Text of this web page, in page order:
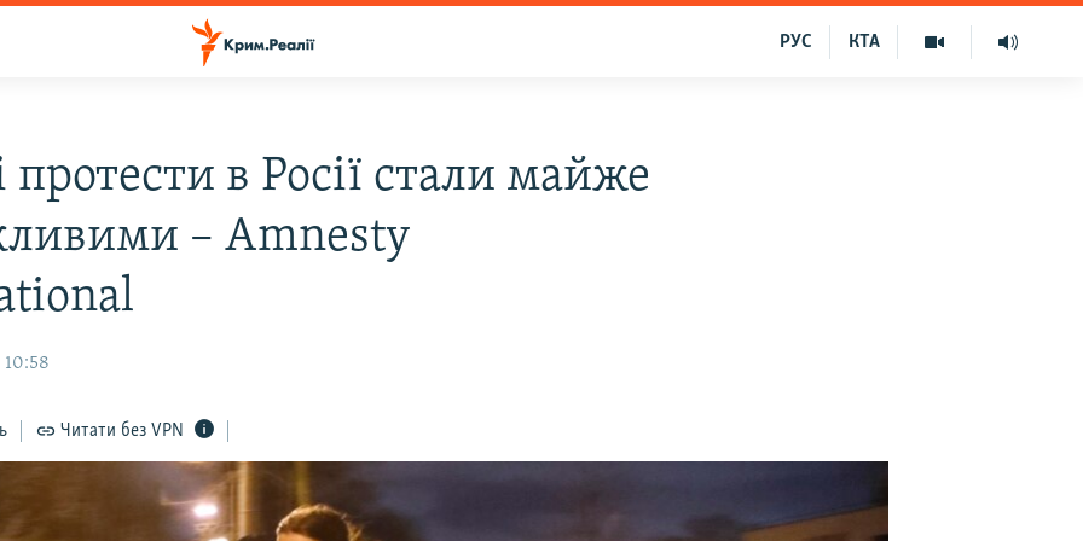
КТА
РУС
в Росії стали майже
– Amnesty
10:58
Читати без VPN